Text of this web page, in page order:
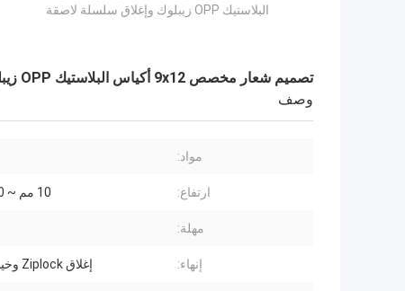
البلاستيك OPP زيبلوك وإغلاق سلسلة لاصقة
تصميم شعار مخصص 9x12 أكياس البلاستيك OPP زيبلوك وإغلاق سلسلة لاصقة
وصف
مواد:
ارتفاع: 10 مم ~ 2500 مم
مهلة:
إنهاء: إغلاق Ziplock وخيط لاصق